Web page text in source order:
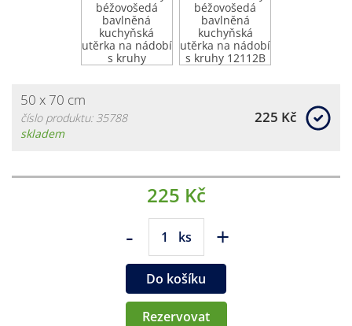
50 x 70 cm
číslo produktu: 35788
skladem
225 Kč
225 Kč
- ks +
Do košíku
Rezervovat